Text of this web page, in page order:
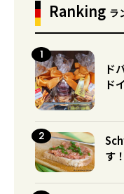
Ranking ラ
ド
ド
す